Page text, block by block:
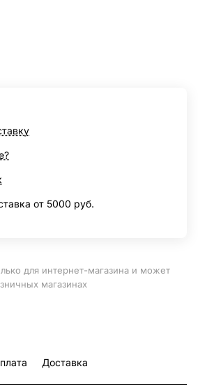
от 5000 руб.
для интернет-магазина и может
магазинах
Доставка